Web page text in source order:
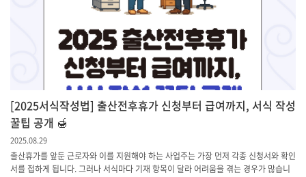
[2025서식작성법] 출산전후휴가 신청부터 급여까지, 서식 작성
꿀팁 공개 🍯
2025.08.29
출산휴가를 앞둔 근로자와 이를 지원해야 하는 사업주는 가장 먼저 각종 신청서와 확인
서를 접하게 됩니다. 그러나 서식마다 기재 항목이 달라 어려움을 겪는 경우가 많습니